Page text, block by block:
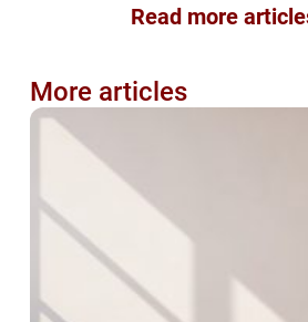
Read more
More articles